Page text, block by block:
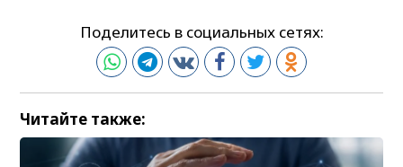
Поделитесь в социальных сетях:
Читайте также: